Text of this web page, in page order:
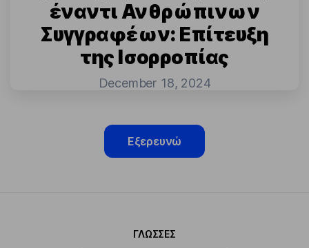
έναντι Ανθρώπινων
Συγγραφέων: Επίτευξη
της Ισορροπίας
December 18, 2024
Εξερευνώ
ΓΛΏΣΣΕΣ